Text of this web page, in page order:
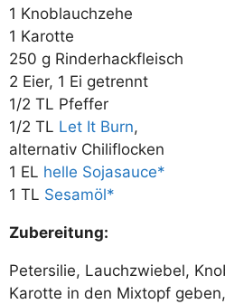
1 Knoblauchzehe
1 Karotte
250 g Rinderhackfleisch
2 Eier, 1 Ei getrennt
1/2 TL Pfeffer
1/2 TL Let It Burn,
alternativ Chiliflocken
1 EL helle Sojasauce
1 TL Sesamöl
Zubereitung:
Petersilie, Lauchzwiebel,
Karotte in den Mixtopf geben,